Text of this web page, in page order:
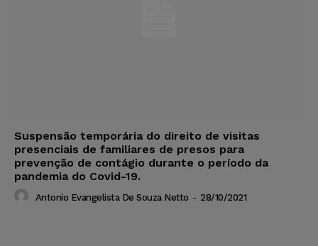
Suspensão temporária do direito de visitas
presenciais de familiares de presos para
prevenção de contágio durante o período da
pandemia do Covid-19.
Antonio Evangelista De Souza Netto - 28/10/2021